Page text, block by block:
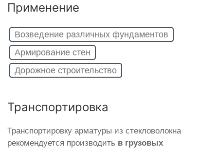
Применение
Возведение различных фундаментов
Армирование стен
Дорожное строительство
Транспортировка
Транспортировку арматуры из стекловолокна
рекомендуется производить в грузовых